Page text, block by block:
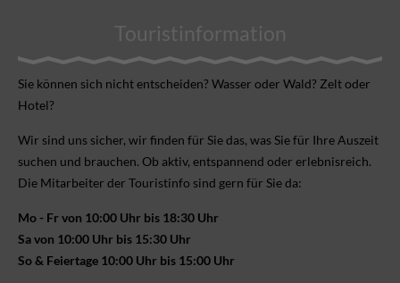
Touristinformation
Sie können sich nicht ent­scheiden? Wasser oder Wald? Zelt oder
Hotel?
Wir sind uns sicher, wir finden für Sie das, was Sie für Ihre Aus­zeit
suchen und brauchen. Ob aktiv, ent­spannend oder erlebnis­reich.
Die Mitarbeiter der Touristinfo sind gern für Sie da:
Mo - Fr von 10:00 Uhr bis 18:30 Uhr
Sa von 10:00 Uhr bis 15:30 Uhr
So & Feiertage 10:00 Uhr bis 15:00 Uhr